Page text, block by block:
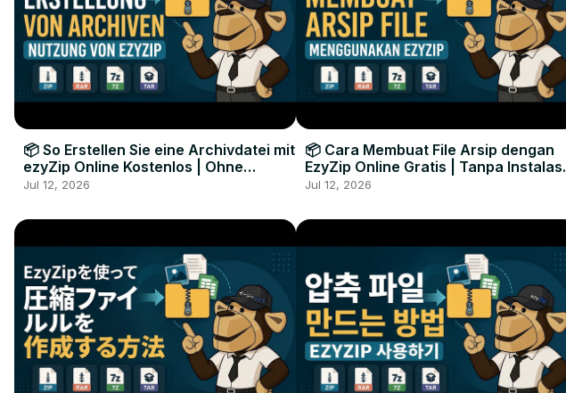
📦 So Erstellen Sie eine Archivdatei mit
ezyZip Online Kostenlos | Ohne
Softwareinstallation
Jul 12, 2026
📦 Cara Membuat File Arsip dengan
EzyZip Online Gratis | Tanpa Instalasi
Perangkat Lunak
Jul 12, 2026